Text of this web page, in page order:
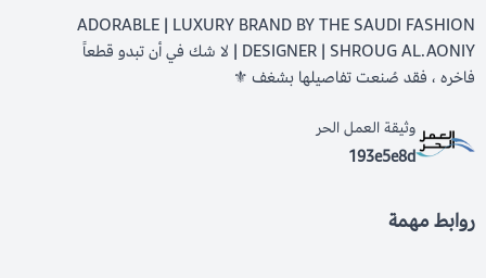
ADORABLE | LUXURY BRAND BY THE SAUDI FASHION
DESIGNER | SHROUG AL.AONIY | لا شك في أن تبدو قطعاً
فاخره ، فقد صُنعت تفاصيلها بشغف ⚜️
وثيقة العمل الحر
193e5e8d
روابط مهمة